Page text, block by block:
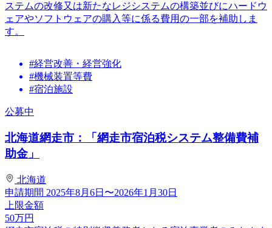
ステムの改修又は新たなレジシステムの構築並びにハードウ
ェアやソフトウェアの購入等に係る費用の一部を補助しま
す。
#経営改善・経営強化
#機械装置等費
#宿泊施設
公募中
北海道網走市：「網走市宿泊税システム整備費補
助金」
北海道
申請期間 2025年8月6日〜2026年1月30日
上限金額
50万円